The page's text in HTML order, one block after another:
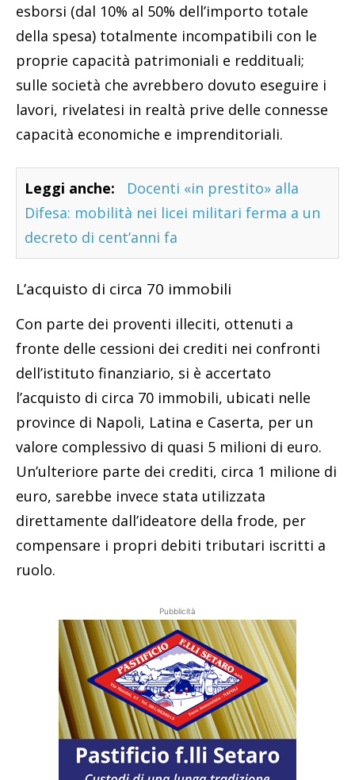
esborsi (dal 10% al 50% dell’importo totale
della spesa) totalmente incompatibili con le
proprie capacità patrimoniali e reddituali;
sulle società che avrebbero dovuto eseguire i
lavori, rivelatesi in realtà prive delle connesse
capacità economiche e imprenditoriali.
Leggi anche:
Docenti «in prestito» alla
Difesa: mobilità nei licei militari ferma a un
decreto di cent’anni fa
L’acquisto di circa 70 immobili
Con parte dei proventi illeciti, ottenuti a
fronte delle cessioni dei crediti nei confronti
dell’istituto finanziario, si è accertato
l’acquisto di circa 70 immobili, ubicati nelle
province di Napoli, Latina e Caserta, per un
valore complessivo di quasi 5 milioni di euro.
Un’ulteriore parte dei crediti, circa 1 milione di
euro, sarebbe invece stata utilizzata
direttamente dall’ideatore della frode, per
compensare i propri debiti tributari iscritti a
ruolo.
Pubblicità